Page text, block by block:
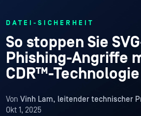
DATEI-SICHERHEIT
So stoppen Sie
Phishing-Angriffe
CDR™-Technologie
Von Vinh Lam, leitender technischer
Okt 1, 2025